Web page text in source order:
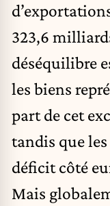
323,6
déséquilibre
les biens
part de cet
tandis que
déficit côté
Mais